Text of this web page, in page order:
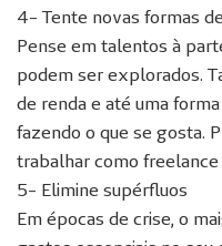
4- Tente novas formas
Pense em talentos à
podem ser explorados.
de renda e até uma
fazendo o que se gosta.
trabalhar como
5- Elimine supérfluos
Em épocas de crise, o